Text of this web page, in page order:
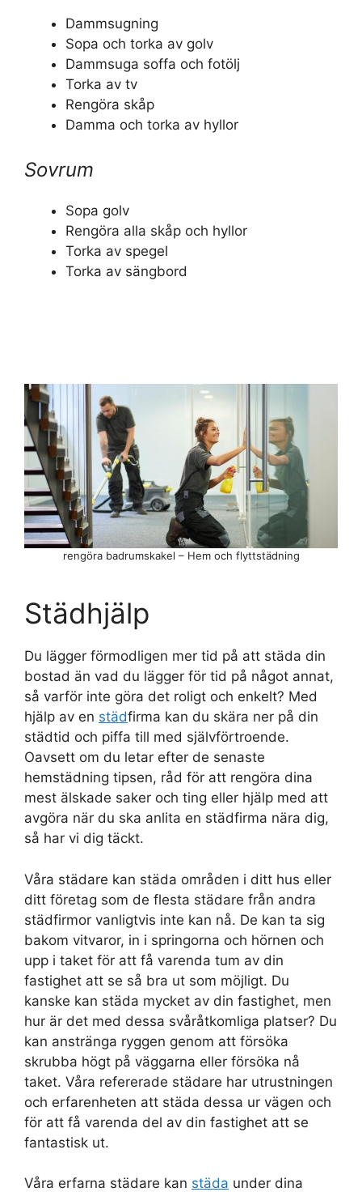
Dammsugning
Sopa och torka av golv
Dammsuga soffa och fotölj
Torka av tv
Rengöra skåp
Damma och torka av hyllor
Sovrum
Sopa golv
Rengöra alla skåp och hyllor
Torka av spegel
Torka av sängbord
Städhjälp
Du lägger förmodligen mer tid på att städa din
bostad än vad du lägger för tid på något annat,
så varför inte göra det roligt och enkelt? Med
hjälp av en städfirma kan du skära ner på din
städtid och piffa till med självförtroende.
Oavsett om du letar efter de senaste
hemstädning tipsen, råd för att rengöra dina
mest älskade saker och ting eller hjälp med att
avgöra när du ska anlita en städfirma nära dig,
så har vi dig täckt.
Våra städare kan städa områden i ditt hus eller
ditt företag som de flesta städare från andra
städfirmor vanligtvis inte kan nå. De kan ta sig
bakom vitvaror, in i springorna och hörnen och
upp i taket för att få varenda tum av din
fastighet att se så bra ut som möjligt. Du
kanske kan städa mycket av din fastighet, men
hur är det med dessa svåråtkomliga platser? Du
kan anstränga ryggen genom att försöka
skrubba högt på väggarna eller försöka nå
taket. Våra refererade städare har utrustningen
och erfarenheten att städa dessa ur vägen och
för att få varenda del av din fastighet att se
fantastisk ut.
Våra erfarna städare kan städa under dina
rengöra badrumskakel – Hem och flyttstädning